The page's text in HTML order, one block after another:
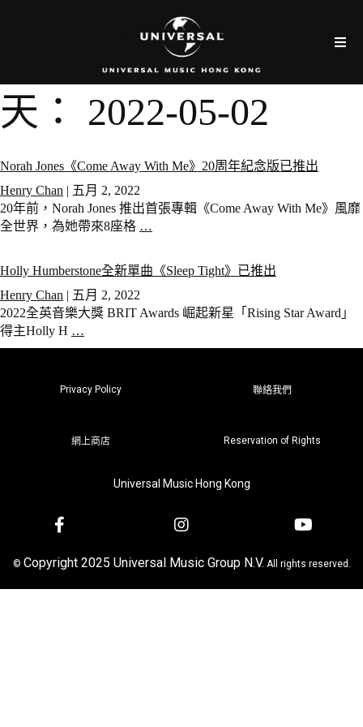
天： 2022-05-02
Norah Jones《Come Away With Me》20周年紀念版已推出
Henry Chan | 五月 2, 2022
20年前，Norah Jones 推出首張專輯《Come Away With Me》風靡
全世界，為她帶來8座格 …
Holly Humberstone全新單曲《Sleep Tight》已推出
Henry Chan | 五月 2, 2022
2022全英音樂大獎 BRIT Awards 崛起新星「Rising Star Award」
得主Holly H …
Privacy Policy 聯絡我們
網上商店 Reservation of Rights
Universal Music Hong Kong
© Copyright 2025 Universal Music Group N.V. All rights reserved.